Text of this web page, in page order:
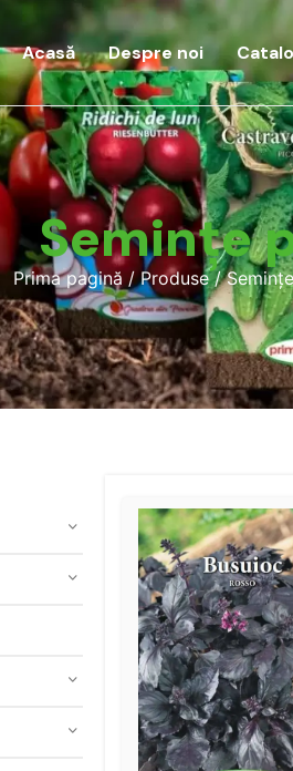
Acasă Despre noi
Semințe
Prima pagină/Produse/